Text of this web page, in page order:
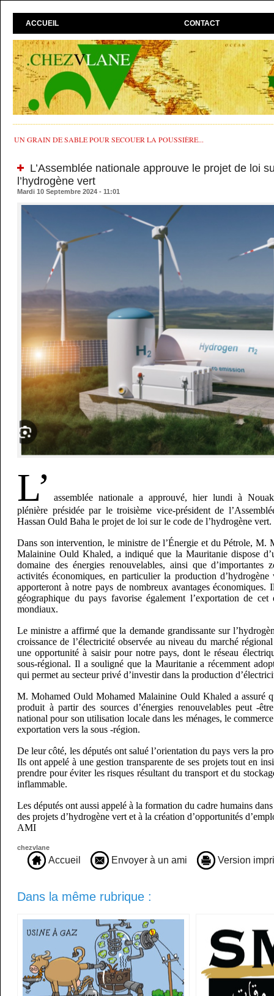
ACCUEIL CONTACT
UN GRAIN DE SABLE POUR SECOUER LA POUSSIÈRE...
L’Assemblée nationale approuve le projet de loi
l’hydrogène vert
Mardi 10 Septembre 2024 - 11:01
L’
assemblée nationale a approuvé, hier lundi à
plénière présidée par le troisième vice-président de
Hassan Ould Baha le projet de loi sur le code de l’hydrogène vert.
Dans son intervention, le ministre de l’Énergie et du Pétrole, M.
Malainine Ould Khaled, a indiqué que la Mauritanie dispose
domaine des énergies renouvelables, ainsi que d’importantes
activités économiques, en particulier la production
apporteront à notre pays de nombreux avantages économiques.
géographique du pays favorise également l’exportation de cet
mondiaux.
Le ministre a affirmé que la demande grandissante sur
croissance de l’électricité observée au niveau du marché
une opportunité à saisir pour notre pays, dont le réseau
sous-régional. Il a souligné que la Mauritanie a récemment
qui permet au secteur privé d’investir dans la production
M. Mohamed Ould Mohamed Malainine Ould Khaled a assuré
produit à partir des sources d’énergies renouvelables peut -
national pour son utilisation locale dans les ménages, le
exportation vers la sous -région.
De leur côté, les députés ont salué l’orientation du pays vers la
Ils ont appelé à une gestion transparente de ses projets tout en
prendre pour éviter les risques résultant du transport et du
inflammable.
Les députés ont aussi appelé à la formation du cadre humains
des projets d’hydrogène vert et à la création d’opportunités
AMI
chezvlane
Accueil Envoyer à un ami Version
Dans la même rubrique :